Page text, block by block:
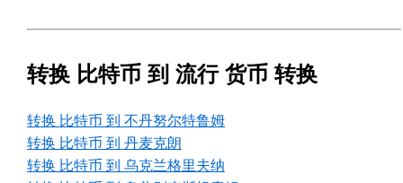
转换 比特币 到 流行 货币 转换
转换 比特币 到 不丹努尔特鲁姆
转换 比特币 到 丹麦克朗
转换 比特币 到 乌克兰格里夫纳